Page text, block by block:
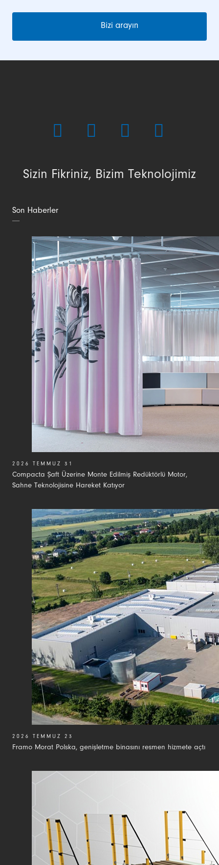
Bizi arayın
Sizin Fikriniz, Bizim Teknolojimiz
Son Haberler
Compacta Şaft Üzerine Monte Edilmiş Redüktörlü Motor,
Sahne Teknolojisine Hareket Katıyor
2026 TEMMUZ 31
Framo Morat Polska, genişletme binasını resmen hizmete açtı
2026 TEMMUZ 23